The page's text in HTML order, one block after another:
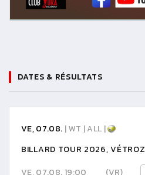
DATES & RÉSULTATS
VE, 07.08. | WT | ALL |
BILLARD TOUR 2026, VÉTROZ
VE, 07.08. 19:00
(VR)